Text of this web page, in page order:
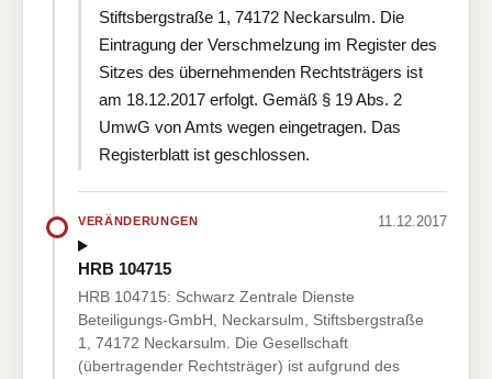
Stiftsbergstraße 1, 74172 Neckarsulm. Die
Eintragung der Verschmelzung im Register des
Sitzes des übernehmenden Rechtsträgers ist
am 18.12.2017 erfolgt. Gemäß § 19 Abs. 2
UmwG von Amts wegen eingetragen. Das
Registerblatt ist geschlossen.
VERÄNDERUNGEN 11.12.2017
HRB 104715
HRB 104715: Schwarz Zentrale Dienste
Beteiligungs-GmbH, Neckarsulm, Stiftsbergstraße
1, 74172 Neckarsulm. Die Gesellschaft
(übertragender Rechtsträger) ist aufgrund des